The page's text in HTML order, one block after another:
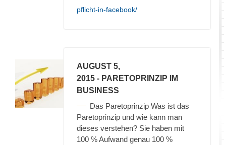
pflicht-in-facebook/
AUGUST 5,
2015 - PARETOPRINZIP IM
BUSINESS
Das Paretoprinzip Was ist das
Paretoprinzip und wie kann man
dieses verstehen? Sie haben mit
100 % Aufwand genau 100 %